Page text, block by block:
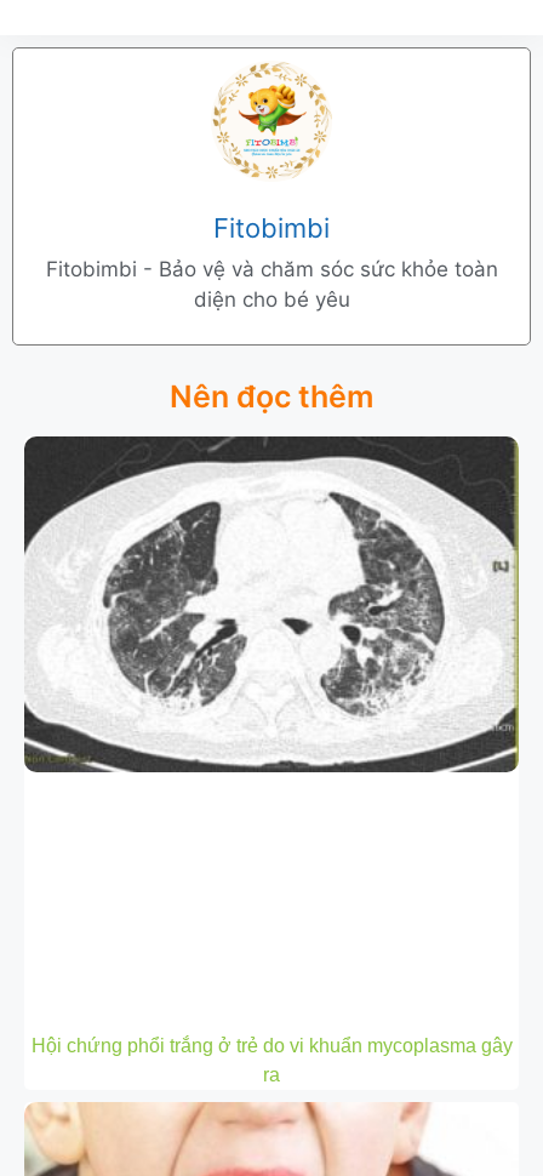
Fitobimbi
Fitobimbi - Bảo vệ và chăm sóc sức khỏe toàn
diện cho bé yêu
Nên đọc thêm
Hội chứng phổi trắng ở trẻ do vi khuẩn mycoplasma gây
ra